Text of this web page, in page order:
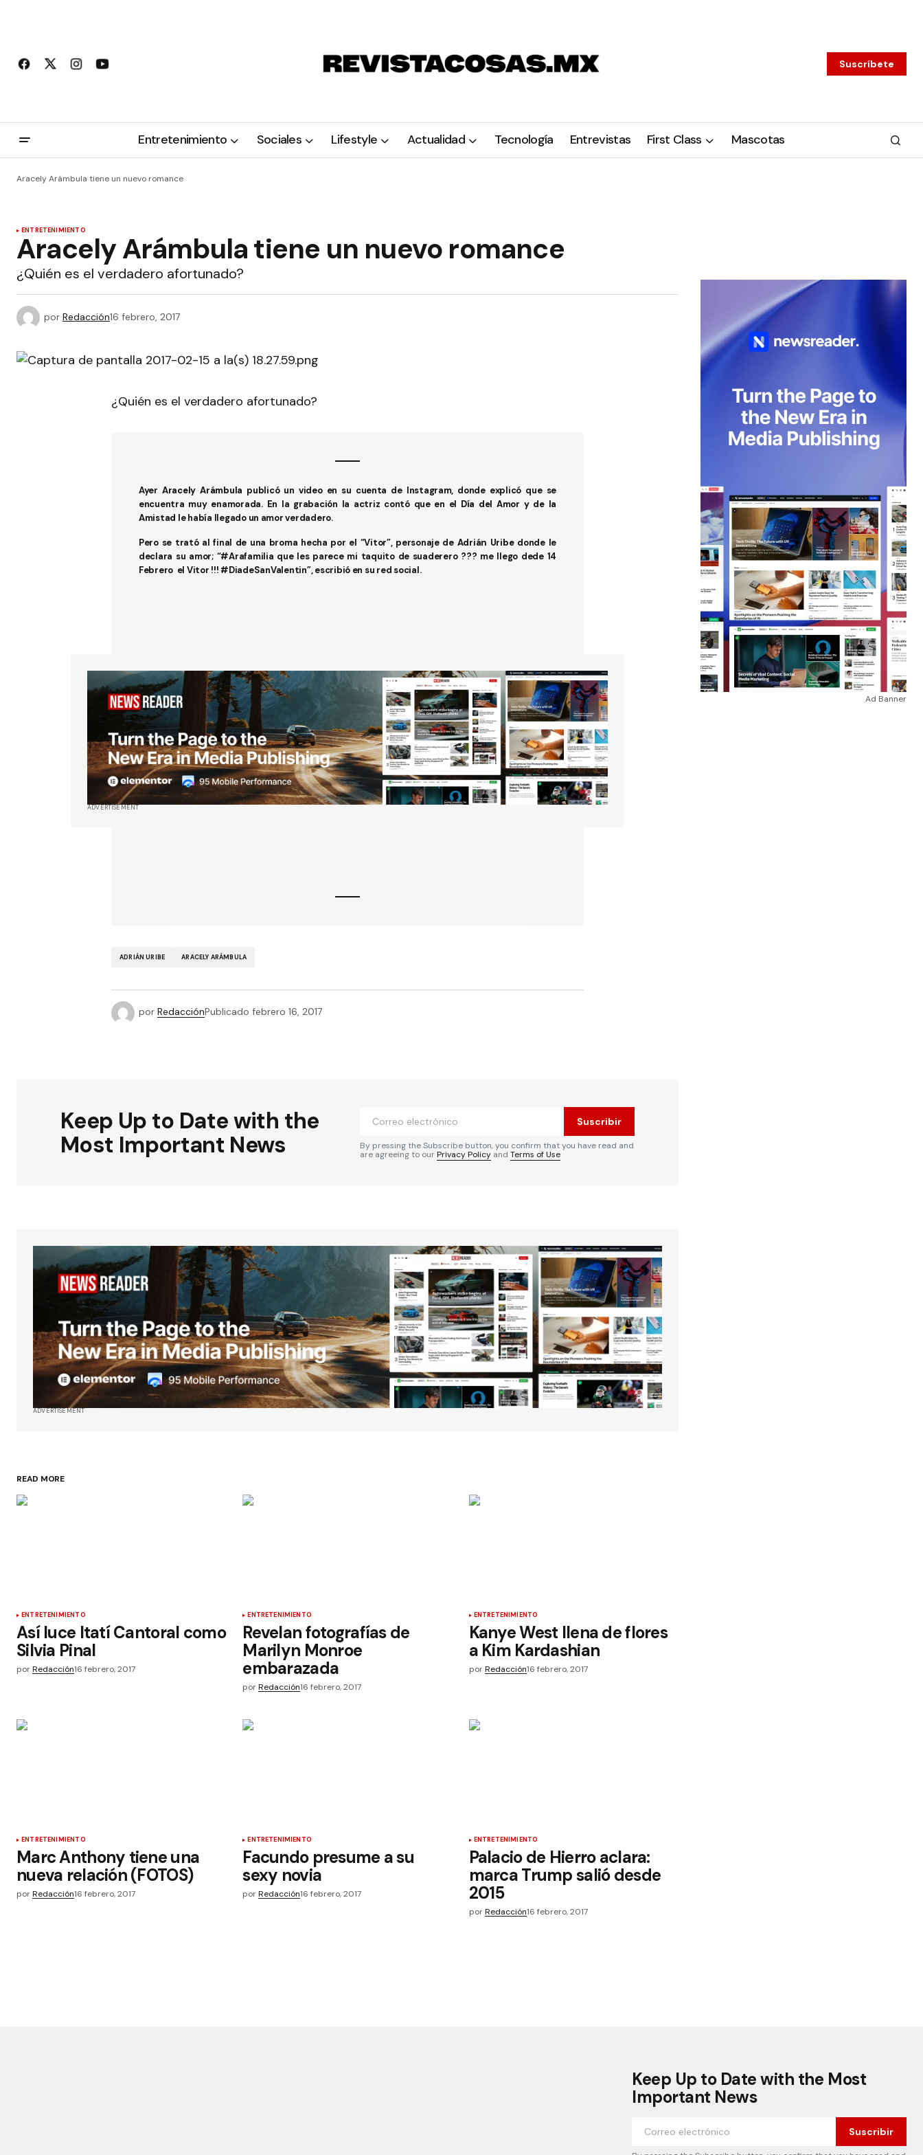
Suscríbete
Entretenimiento Sociales Lifestyle Actualidad Tecnología Entrevistas First Class Mascotas
Aracely Arámbula tiene un nuevo romance
ENTRETENIMIENTO
Aracely Arámbula tiene un nuevo romance
¿Quién es el verdadero afortunado?
por Redacción16 febrero, 2017
¿Quién es el verdadero afortunado?
AyerAracely Arámbula publicó un video en su cuenta de Instagram, donde explicó que se
encuentra muy enamorada. En la grabación la actriz contó que en el Día del Amor y de la
Amistad le había llegado un amor verdadero.
Pero se trató al final de una broma hecha por el “Vitor”, personaje de Adrián Uribedonde le
declara su amor; “#Arafamilia que les parece mi taquito de suaderero ??? me llego dede 14
Febrero el Vitor !!! #DiadeSanValentin”, escribió en su red social.
ADVERTISEMENT
ADRIÁN URIBE ARACELY ARÁMBULA
por RedacciónPublicado febrero 16, 2017
Keep Up to Date with the
Most Important News
Suscribir
By pressing the Subscribe button, you confirm that you have read and
are agreeing to ourPrivacy Policy and Terms of Use
ADVERTISEMENT
READ MORE
ENTRETENIMIENTO
Así luce Itatí Cantoral como
Silvia Pinal
porRedacción16 febrero, 2017
ENTRETENIMIENTO
Revelan fotografías de
Marilyn Monroe
embarazada
por Redacción16 febrero, 2017
ENTRETENIMIENTO
Kanye West llena de flores
a Kim Kardashian
por Redacción16 febrero, 2017
ENTRETENIMIENTO
Marc Anthony tiene una
nueva relación (FOTOS)
porRedacción16 febrero, 2017
ENTRETENIMIENTO
Facundo presume a su
sexy novia
por Redacción16 febrero, 2017
ENTRETENIMIENTO
Palacio de Hierro aclara:
marca Trump salió desde
2015
por Redacción16 febrero, 2017
Ad Banner
Keep Up to Date with the Most
Important News
Suscribir